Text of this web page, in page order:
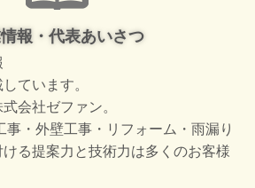
報・代表あいさつ
ています。
会社ゼファン。
事・外壁工事・リフォーム・雨漏り
る提案力と技術力は多くのお客様